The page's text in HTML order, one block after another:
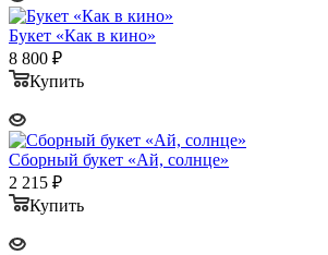
Букет «Как в кино»
8 800 ₽
Купить
Сборный букет «Ай, солнце»
2 215 ₽
Купить